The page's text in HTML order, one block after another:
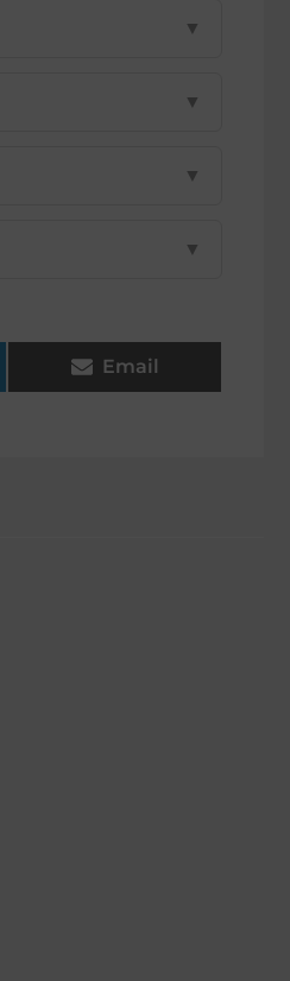
▼
▼
▼
▼
Email